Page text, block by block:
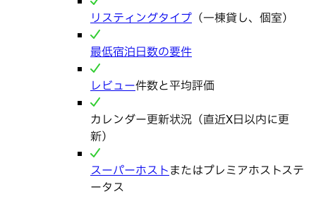
リスティングタイプ （一棟貸し、個室）
最低宿泊日数の要件
レビュー件数と平均評価
カレンダー更新状況（直近X日以内に更
新）
スーパーホストまたはプレミアホストステ
ータス